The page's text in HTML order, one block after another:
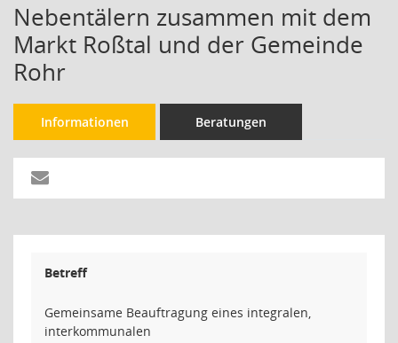
Nebentälern zusammen mit dem
Markt Roßtal und der Gemeinde
Rohr
Informationen Beratungen
Betreff
Gemeinsame Beauftragung eines integralen,
interkommunalen